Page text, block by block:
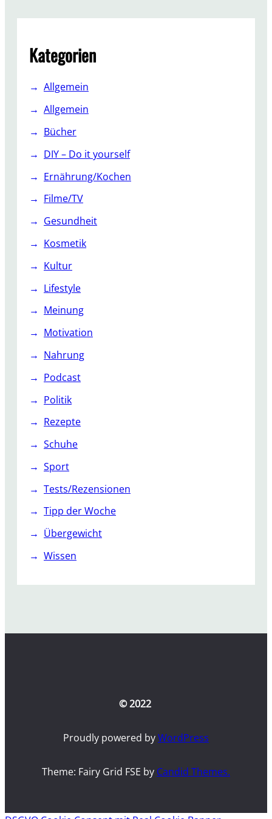
c
Kategorien
Allgemein
Allgemein
Bücher
DIY – Do it yourself
Ernährung/Kochen
Filme/TV
Gesundheit
Kosmetik
Kultur
Lifestyle
Meinung
Motivation
Nahrung
Podcast
Politik
Rezepte
Schuhe
Sport
Tests/Rezensionen
Tipp der Woche
Übergewicht
Wissen
© 2022
Proudly powered byWordPress
Theme: Fairy Grid FSE by Candid Themes.